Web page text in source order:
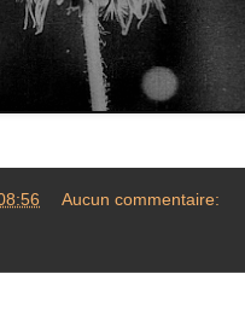
Aucun commentaire: